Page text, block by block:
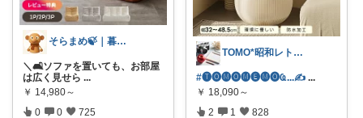
そらまめ🍃｜暮らしの便利グッズ
＼🛋️ソファを置いても、お部屋
は広く見せら ...
￥ 14,980～
0 0 725
TOMO*昭和レトロ 📷🍎
#🅣🅞︎🅜🅞︎🅜🅔︎🅜🅞︎︎︎︎Ҩ...✍ ...
￥ 18,090～
2 1 828